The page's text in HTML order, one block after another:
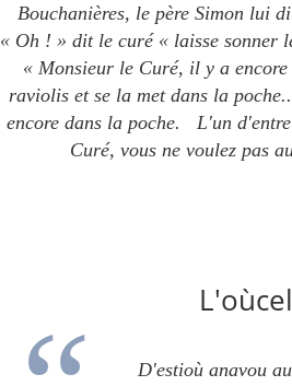
Bouchanières, le père Simon lui
« Oh ! » dit le curé « laisse sonner
« Monsieur le Curé, il y a
raviolis et se la met dans la
encore dans la poche.
L'un
Curé, vous ne voulez pas
D'estioù anavou